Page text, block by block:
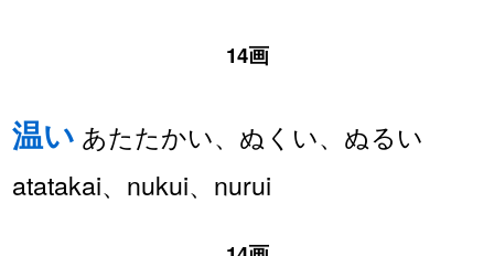
14画
温い あたたかい、ぬくい、ぬるい
atatakai、nukui、nurui